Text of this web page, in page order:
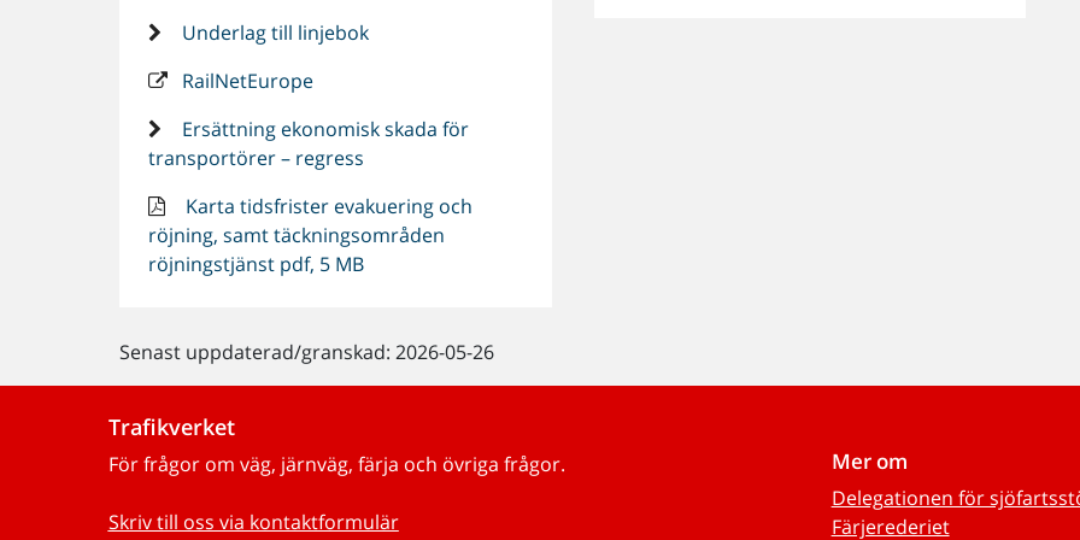
Underlag till linjebok
RailNetEurope
Ersättning ekonomisk skada för
transportörer – regress
Karta tidsfrister evakuering och
röjning, samt täckningsområden
röjningstjänst pdf, 5 MB
Senast uppdaterad/granskad: 2026-05-26
Trafikverket
För frågor om väg, järnväg, färja och övriga frågor.
Skriv till oss via kontaktformulär
Mer om
Delegationen för
Färjerederiet